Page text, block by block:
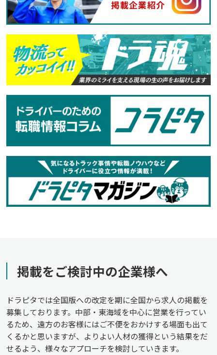
掲載をご検討中の企業様へ
ドラピタでは全国版への改定を期に全国から求人の掲載を
募集しております。中部・東海域を中心に営業を行ってい
るため、遠方のお客様にはご不便をおかけする場面も出て
くるかと思いますが、よりよい人材の獲得という結果をだ
せるよう、様々なアプローチを検討していきます。